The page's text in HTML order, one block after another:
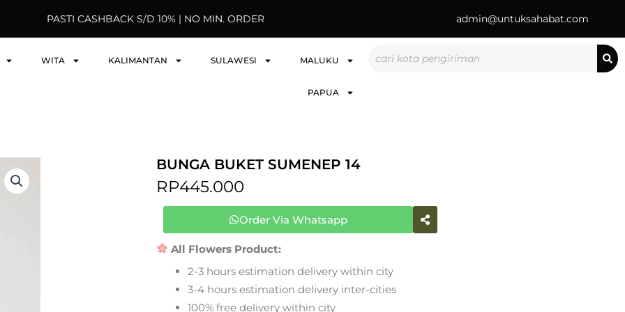
PASTI CASHBACK S/D 10% | NO MIN. ORDER admin@untuksahabat.com
WITA KALIMANTAN SULAWESI MALUKU
PAPUA
BUNGA BUKET SUMENEP 14
RP445.000
Order Via Whatsapp
All Flowers Product:
2-3 hours estimation delivery within city
3-4 hours estimation delivery inter-cities
100% free delivery within city